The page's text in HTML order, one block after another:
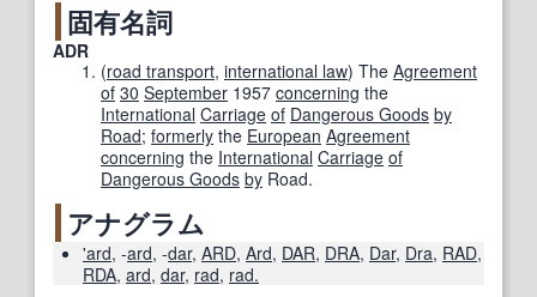
固有名詞
ADR
(road transport, international law) The Agreement
of 30 September 1957 concerning the
International Carriage of Dangerous Goods by
Road; formerly the European Agreement
concerning the International Carriage of
Dangerous Goods by Road.
アナグラム
'ard, -ard, -dar, ARD, Ard, DAR, DRA, Dar, Dra, RAD,
RDA, ard, dar, rad, rad.